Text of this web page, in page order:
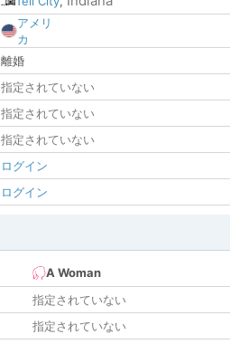
アメリ
カ
離婚
指定されていない
指定されていない
指定されていない
ログイン
ログイン
A Woman
指定されていない
指定されていない